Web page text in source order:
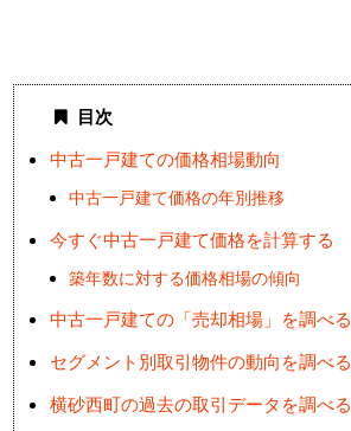
目次
中古一戸建ての価格相場動向
中古一戸建て価格の年別推移
今すぐ中古一戸建て価格を計算する
築年数に対する価格相場の傾向
中古一戸建ての「売却相場」を調べる
セグメント別取引物件の動向を調べる
横砂西町の過去の取引データを調べる